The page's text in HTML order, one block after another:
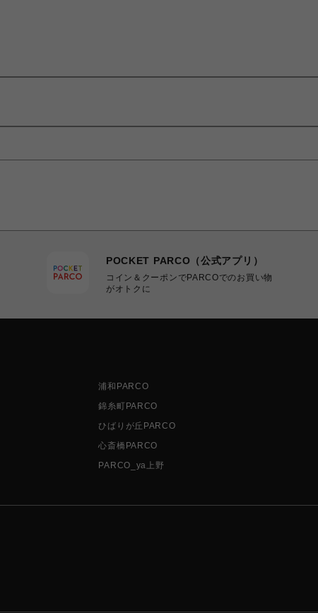
POCKET PARCO（公式アプリ）
コイン＆クーポンでPARCOでのお買い物
がオトクに
浦和PARCO
錦糸町PARCO
ひばりが丘PARCO
心斎橋PARCO
PARCO_ya上野